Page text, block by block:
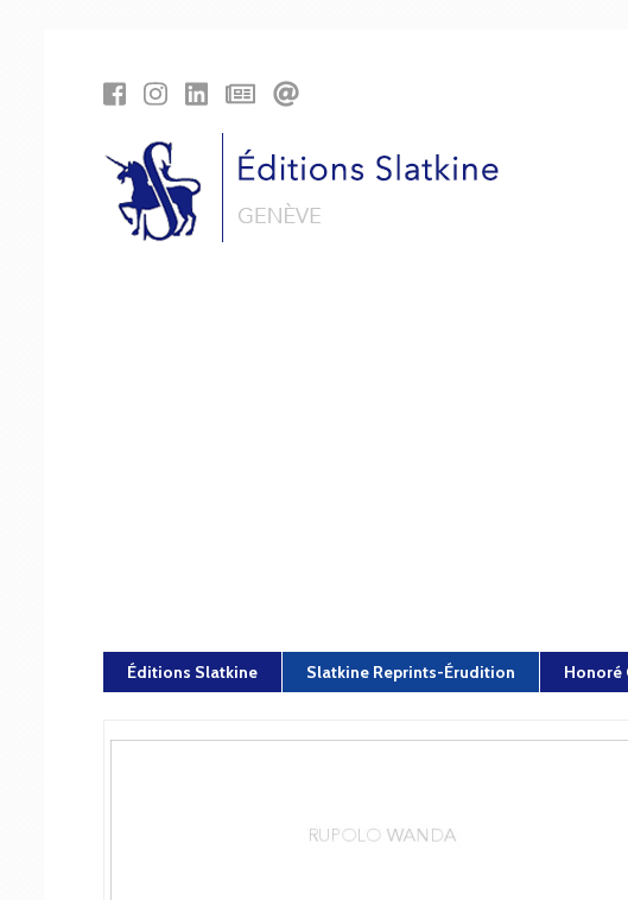
Éditions Slatkine Slatkine Reprints-Érudition Honoré